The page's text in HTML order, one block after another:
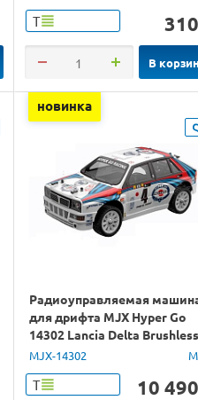
Т 310
В
новинка
Радиоуправляемая
для дрифта MJX Hyper Go
14302 Lancia Delta Brushless
4WD 2.4G LED 1/14 RTR
MJX-14302
Т 10 490